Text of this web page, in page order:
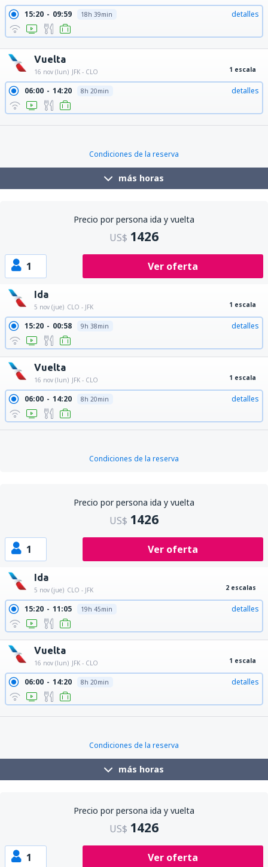
15:20 09:59 18h 39min detalles
Vuelta
16 nov (lun) JFK - CLO 1 escala
06:00 14:20 8h 20min detalles
Condiciones de la reserva
más horas
Precio por persona ida y vuelta
US$ 1426
1 Ver oferta
Ida
5 nov (jue) CLO - JFK 1 escala
15:20 00:58 9h 38min detalles
Vuelta
16 nov (lun) JFK - CLO 1 escala
06:00 14:20 8h 20min detalles
Condiciones de la reserva
Precio por persona ida y vuelta
US$ 1426
1 Ver oferta
Ida
5 nov (jue) CLO - JFK 2 escalas
15:20 11:05 19h 45min detalles
Vuelta
16 nov (lun) JFK - CLO 1 escala
06:00 14:20 8h 20min detalles
Condiciones de la reserva
más horas
Precio por persona ida y vuelta
US$ 1426
1 Ver oferta